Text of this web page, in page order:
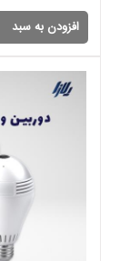
افزودن به سبد